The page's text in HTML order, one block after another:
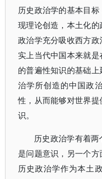
历史政治学的基本目
现理论创造，本土化
政治学充分吸收西方
实上当代中国本来就
的普遍性知识的基础
治学所创造的中国政
性，从而能够对世界
识。
历史政治学有着
是问题意识，另一个
历史政治学作为本土